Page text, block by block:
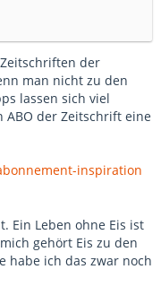
der
man nicht zu den
lassen sich viel
ABO der Zeitschrift eine
inspiration
Ein Leben ohne Eis ist
gehört Eis zu den
habe ich das zwar noch